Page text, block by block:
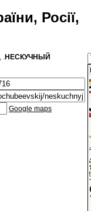
Росії,
.НЕСКУЧНЫЙ
Google maps